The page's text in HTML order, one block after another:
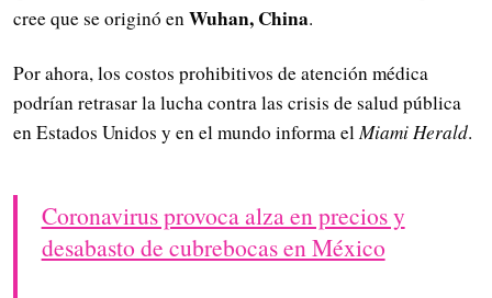
cree que se originó enWuhan, China.
Por ahora, los costos prohibitivos de atención médica
podrían retrasar la lucha contra las crisis de salud pública
en Estados Unidos y en el mundo informa elMiami Herald.
Coronavirus provoca alza en precios y
desabasto de cubrebocas en México